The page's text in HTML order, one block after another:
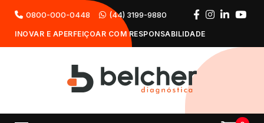
0800-000-0448 (44) 3199-9880
INOVAR E APERFEIÇOAR COM RESPONSABILIDADE